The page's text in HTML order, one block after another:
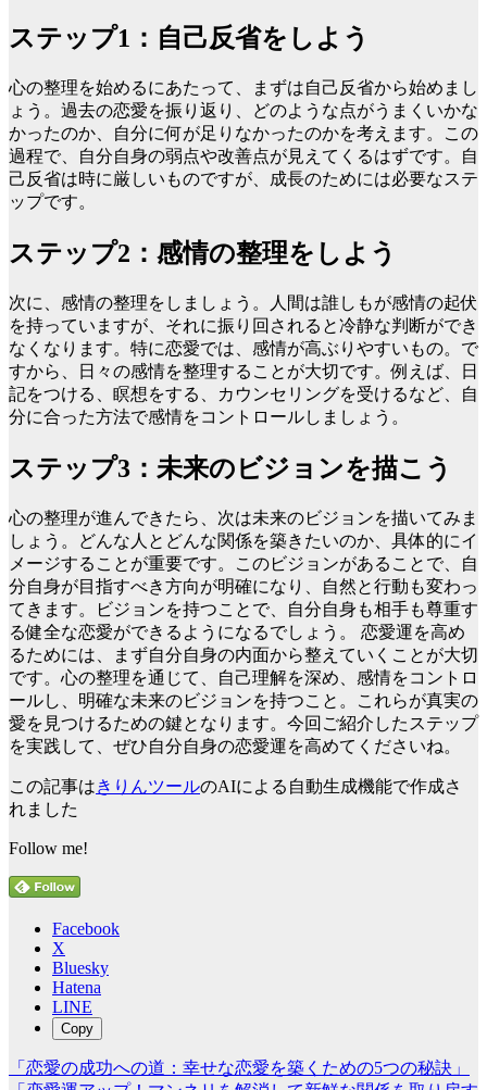
ステップ1：自己反省をしよう
心の整理を始めるにあたって、まずは自己反省から始めまし
ょう。過去の恋愛を振り返り、どのような点がうまくいかな
かったのか、自分に何が足りなかったのかを考えます。この
過程で、自分自身の弱点や改善点が見えてくるはずです。自
己反省は時に厳しいものですが、成長のためには必要なステ
ップです。
ステップ2：感情の整理をしよう
次に、感情の整理をしましょう。人間は誰しもが感情の起伏
を持っていますが、それに振り回されると冷静な判断ができ
なくなります。特に恋愛では、感情が高ぶりやすいもの。で
すから、日々の感情を整理することが大切です。例えば、日
記をつける、瞑想をする、カウンセリングを受けるなど、自
分に合った方法で感情をコントロールしましょう。
ステップ3：未来のビジョンを描こう
心の整理が進んできたら、次は未来のビジョンを描いてみま
しょう。どんな人とどんな関係を築きたいのか、具体的にイ
メージすることが重要です。このビジョンがあることで、自
分自身が目指すべき方向が明確になり、自然と行動も変わっ
てきます。ビジョンを持つことで、自分自身も相手も尊重す
る健全な恋愛ができるようになるでしょう。 恋愛運を高め
るためには、まず自分自身の内面から整えていくことが大切
です。心の整理を通じて、自己理解を深め、感情をコントロ
ールし、明確な未来のビジョンを持つこと。これらが真実の
愛を見つけるための鍵となります。今回ご紹介したステップ
を実践して、ぜひ自分自身の恋愛運を高めてくださいね。
この記事はきりんツールのAIによる自動生成機能で作成さ
れました
Follow me!
Facebook
X
Bluesky
Hatena
LINE
Copy
投
「恋愛の成功への道：幸せな恋愛を築くための5つの秘訣」